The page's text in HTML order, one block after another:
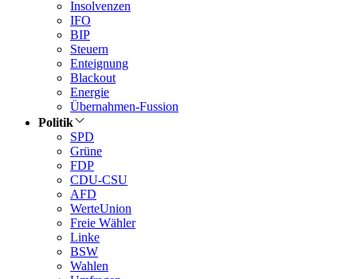
Insolvenzen
IFO
BIP
Steuern
Enteignung
Blackout
Energie
Übernahmen-Fussion
Politik
SPD
Grüne
FDP
CDU-CSU
AFD
WerteUnion
Freie Wähler
Linke
BSW
Wahlen